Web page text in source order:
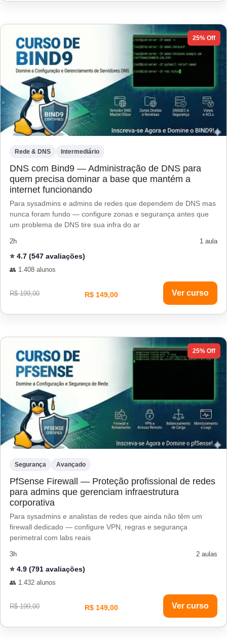
25% Off
Rede & DNS Intermediário
DNS com Bind9 — Administração de DNS para
quem precisa dominar a base que mantém a
internet funcionando
Para sysadmins e admins de redes que dependem de DNS mas
nunca foram fundo — configure zonas e segurança antes que
um problema de DNS tire sua infra do ar
2h 1 aula
⭐ 4.7 (547 avaliações)
👥 1.408 alunos
R$ 199,00 R$ 149,00 Ver curso
25% Off
Segurança Avançado
PfSense Firewall — Proteção profissional de redes
para admins que gerenciam infraestrutura
corporativa
Para sysadmins e analistas de redes que ainda não têm um
firewall dedicado — configure VPN, regras e segurança
perimetral com labs reais
3h 2 aulas
⭐ 4.9 (791 avaliações)
👥 1.432 alunos
R$ 199,00 R$ 149,00 Ver curso